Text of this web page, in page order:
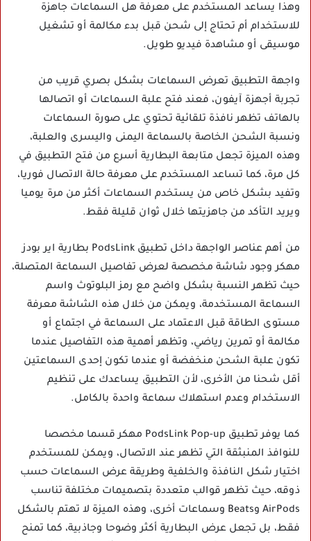
وهذا يساعد المستخدم على معرفة هل السماعات جاهزة
للاستخدام أم تحتاج إلى شحن قبل بدء مكالمة أو تشغيل
موسيقى أو مشاهدة فيديو طويل.
واجهة التطبيق تعرض السماعات بشكل بصري قريب من
تجربة أجهزة آيفون، فعند فتح علبة السماعات أو اتصالها
بالهاتف تظهر نافذة تلقائية تحتوي على صورة السماعات
ونسبة الشحن الخاصة بالسماعة اليمنى واليسرى والعلبة،
وهذه الميزة تجعل متابعة البطارية أسرع من فتح التطبيق في
كل مرة، كما تساعد المستخدم على معرفة حالة الاتصال فوريا،
وتفيد بشكل خاص من يستخدم السماعات أكثر من مرة يوميا
ويريد التأكد من جاهزيتها خلال ثوان قليلة فقط.
من أهم عناصر الواجهة داخل تطبيق PodsLink بطارية اير بودز
مهكر وجود شاشة مخصصة لعرض تفاصيل السماعة المتصلة،
حيث تظهر النسبة بشكل واضح مع رمز البلوتوث واسم
السماعة المستخدمة، ويمكن من خلال هذه الشاشة معرفة
مستوى الطاقة قبل الاعتماد على السماعة في اجتماع أو
مكالمة أو تمرين رياضي، وتظهر أهمية هذه التفاصيل عندما
تكون علبة الشحن منخفضة أو عندما تكون إحدى السماعتين
أقل شحنا من الأخرى، لأن التطبيق يساعدك على تنظيم
الاستخدام وعدم استهلاك سماعة واحدة بالكامل.
كما يوفر تطبيق PodsLink Pop-up مهكر قسما مخصصا
للنوافذ المنبثقة التي تظهر عند الاتصال، ويمكن للمستخدم
اختيار شكل النافذة والخلفية وطريقة عرض السماعات حسب
ذوقه، حيث تظهر قوالب متعددة بتصميمات مختلفة تناسب
AirPods وBeats وسماعات أخرى، وهذه الميزة لا تهتم بالشكل
فقط، بل تجعل عرض البطارية أكثر وضوحا وجاذبية، كما تمنح